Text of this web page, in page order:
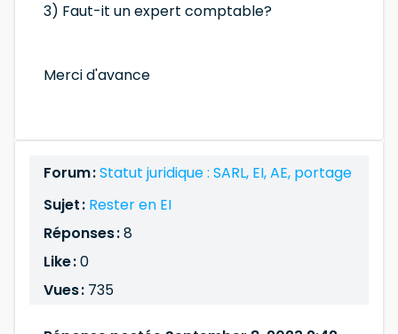
3) Faut-it un expert comptable?
Merci d'avance
Forum :Statut juridique : SARL, EI, AE, portage
Sujet : Rester en EI
Réponses :8
Like :0
Vues : 735